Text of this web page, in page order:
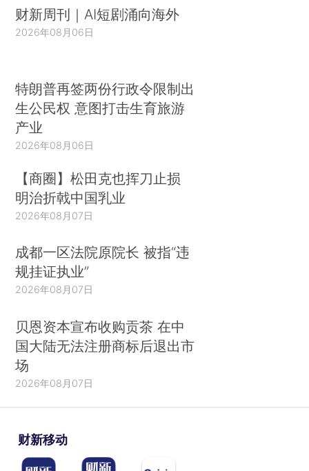
财新周刊｜AI短剧涌向海外
2026年08月06日
特朗普再签两份行政令限制出
生公民权 意图打击生育旅游
产业
2026年08月06日
【商圈】松田克也挥刀止损
明治折戟中国乳业
2026年08月07日
成都一区法院原院长 被指“违
规挂证执业”
2026年08月07日
贝恩资本宣布收购贡茶 在中
国大陆无法注册商标后退出市
场
2026年08月07日
财新移动